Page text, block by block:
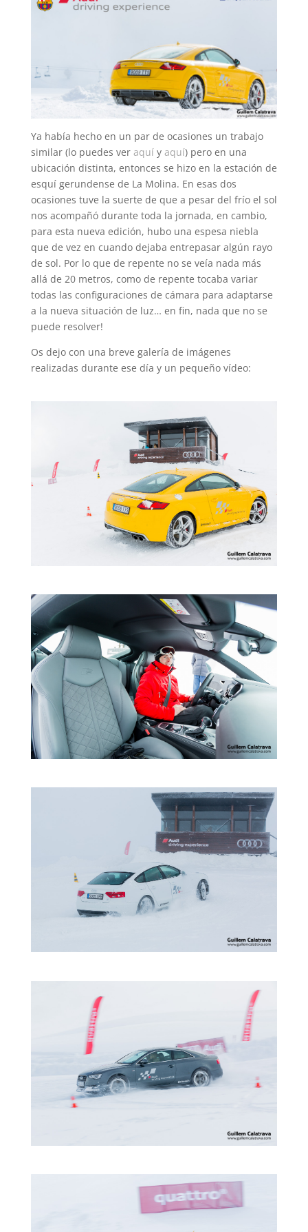
Ya había hecho en un par de ocasiones un trabajo
similar (lo puedes ver aquíy aquí) pero en una
ubicación distinta, entonces se hizo en la estación de
esquí gerundense de La Molina. En esas dos
ocasiones tuve la suerte de que a pesar del frío el sol
nos acompañó durante toda la jornada, en cambio,
para esta nueva edición, hubo una espesa niebla
que de vez en cuando dejaba entrepasar algún rayo
de sol. Por lo que de repente no se veía nada más
allá de 20 metros, como de repente tocaba variar
todas las configuraciones de cámara para adaptarse
a la nueva situación de luz… en fin, nada que no se
puede resolver!
Os dejo con una breve galería de imágenes
realizadas durante ese día y un pequeño vídeo: